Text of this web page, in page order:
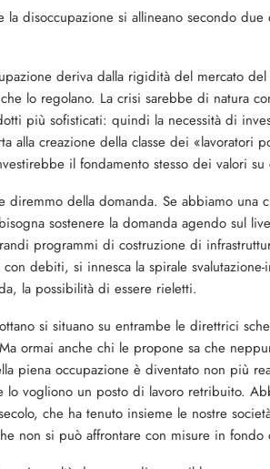
la disoccupazione si allineano secondo
deriva dalla rigidità del mercato
lo regolano. La crisi sarebbe di natura
più sofisticati: quindi la ne­cessità di
alla creazione della classe dei «lavoratori
il fondamento stesso dei valori su
diremmo della domanda. Se abbiamo una
sostenere la domanda agendo sul
programmi di costruzione di
debiti, si innesca la spirale
la possibilità di essere rieletti.
si situano su entrambe le direttrici
ormai anche chi le propone sa che
pie­na occupazione è diventato non più
vogliono un posto di lavo­ro retribuito.
che ha tenuto insie­me le nostre
non si può affron­tare con misure in